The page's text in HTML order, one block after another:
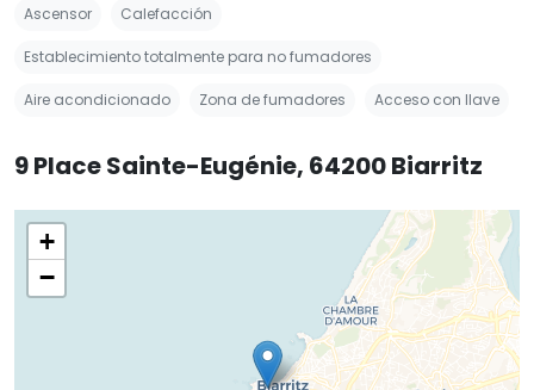
Ascensor Calefacción
Establecimiento totalmente para no fumadores
Aire acondicionado Zona de fumadores Acceso con llave
9 Place Sainte-Eugénie, 64200 Biarritz
+
−